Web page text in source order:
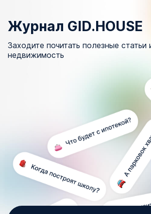
Журнал GID.HOUSE
Заходите почитать полезные статьи
недвижимость